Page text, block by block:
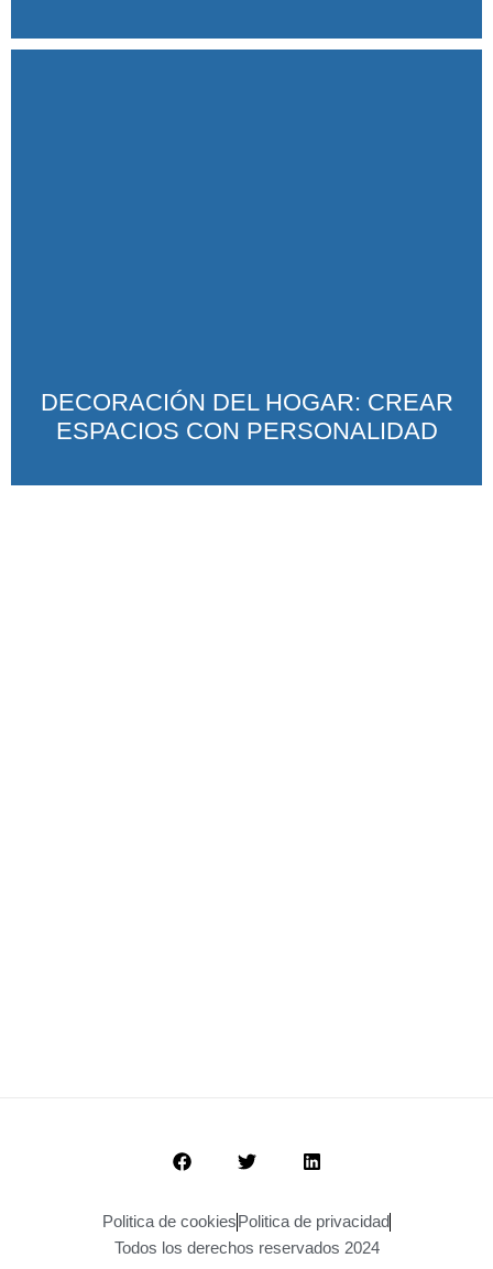
DECORACIÓN DEL HOGAR: CREAR
ESPACIOS CON PERSONALIDAD
Politica de cookies Politica de privacidad
Todos los derechos reservados 2024